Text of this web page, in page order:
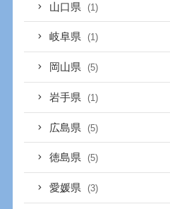
山口県 (1)
岐阜県 (1)
岡山県 (5)
岩手県 (1)
広島県 (5)
徳島県 (5)
愛媛県 (3)